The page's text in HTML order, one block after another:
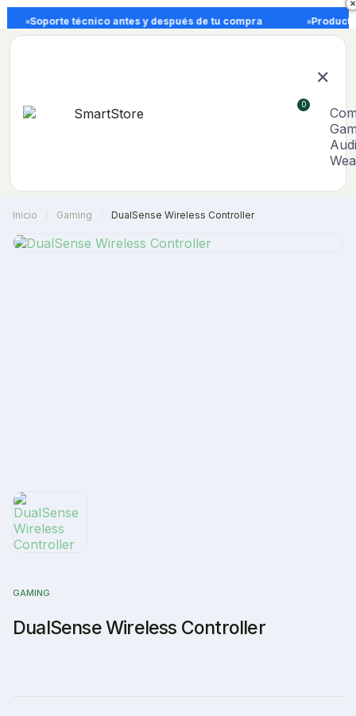
Soporte técnico antes y después de tu compra
Inicio Gaming DualSense Wireless Controller
GAMING
DualSense Wireless Controller
×